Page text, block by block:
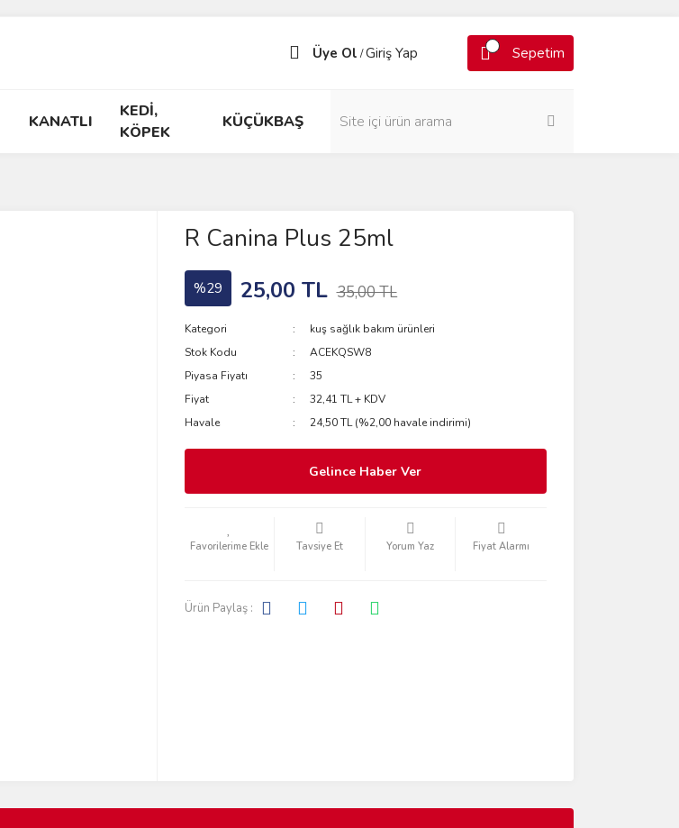
Üye Ol /Giriş Yap Sepetim
KANATLI
KEDİ,
KÖPEK
KÜÇÜKBAŞ
R Canina Plus 25ml
%29 25,00 TL 35,00 TL
Kategori
kuş sağlık bakım ürünleri
Stok Kodu
ACEKQSW8
Piyasa Fiyatı
35
Fiyat
32,41 TL + KDV
Havale
24,50 TL (%2,00 havale indirimi)
Gelince Haber Ver
Tavsiye Et Yorum Yaz Fiyat Alarmı
Ürün Paylaş :